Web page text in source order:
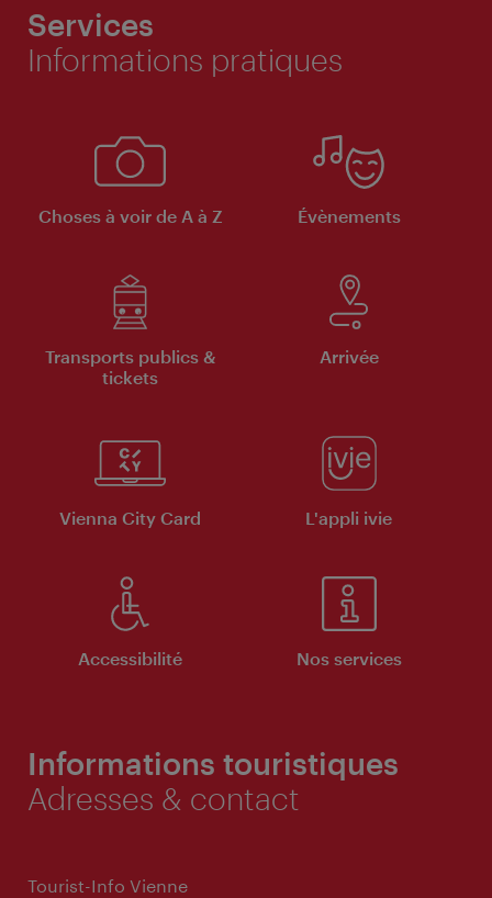
Services
Informations pratiques
Choses à voir de A à Z Évènements
Transports publics &
tickets
Arrivée
Vienna City Card L'appli ivie
Accessibilité Nos services
Informations touristiques
Adresses & contact
Tourist-Info Vienne